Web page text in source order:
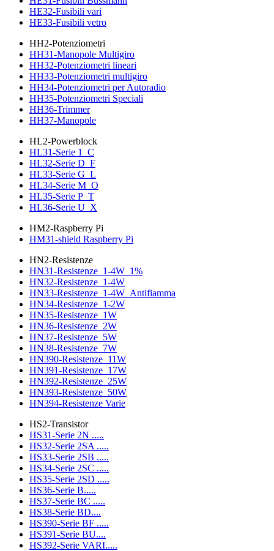
HE32-Fusibili vari
HE33-Fusibili vetro
HH2-Potenziometri
HH31-Manopole Multigiro
HH32-Potenziometri lineari
HH33-Potenziometri multigiro
HH34-Potenziometri per Autoradio
HH35-Potenziometri Speciali
HH36-Trimmer
HH37-Manopole
HL2-Powerblock
HL31-Serie 1_C
HL32-Serie D_F
HL33-Serie G_L
HL34-Serie M_O
HL35-Serie P_T
HL36-Serie U_X
HM2-Raspberry Pi
HM31-shield Raspberry Pi
HN2-Resistenze
HN31-Resistenze_1-4W_1%
HN32-Resistenze_1-4W
HN33-Resistenze_1-4W_Antifiamma
HN34-Resistenze_1-2W
HN35-Resistenze_1W
HN36-Resistenze_2W
HN37-Resistenze_5W
HN38-Resistenze_7W
HN390-Resistenze_11W
HN391-Resistenze_17W
HN392-Resistenze_25W
HN393-Resistenze_50W
HN394-Resistenze Varie
HS2-Transistor
HS31-Serie 2N .....
HS32-Serie 2SA .....
HS33-Serie 2SB .....
HS34-Serie 2SC .....
HS35-Serie 2SD .....
HS36-Serie B.....
HS37-Serie BC .....
HS38-Serie BD....
HS390-Serie BF .....
HS391-Serie BU....
HS392-Serie VARI.....